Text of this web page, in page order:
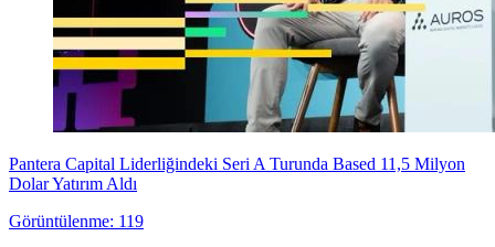
Pantera Capital Liderliğindeki Seri A Turunda Based 11,5 Milyon
Dolar Yatırım Aldı
Görüntülenme: 119